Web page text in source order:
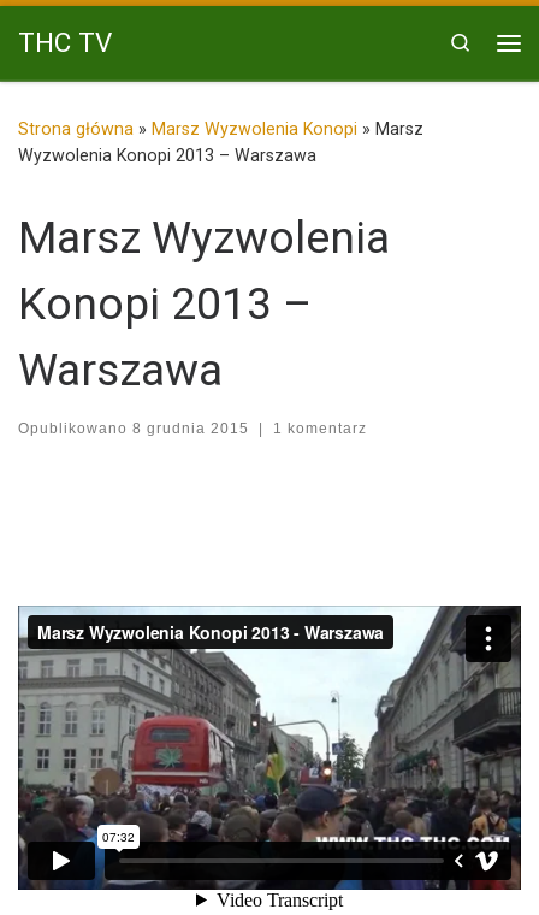
Przejdź do treści
THC TV
Search
Strona główna » Marsz Wyzwolenia Konopi » Marsz
Wyzwolenia Konopi 2013 – Warszawa
Marsz Wyzwolenia
Konopi 2013 –
Warszawa
Opublikowano 8 grudnia 2015 | 1 komentarz